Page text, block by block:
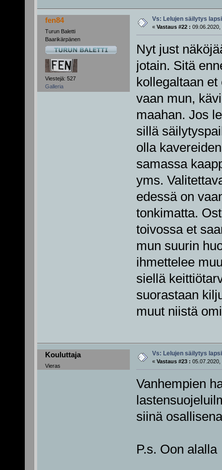
fen84
Turun Baletti
Baarikärpänen
Viestejä: 527
Galleria
Vs: Lelujen säilytys
« Vastaus #22 : 09.06.2020,
Nyt just
jotain. Sitä
kollegaltaan
vaan mun,
maahan. Jos
sillä
olla
samassa
yms.
edessä on
tonkimatta.
toivossa et
mun suurin
ihmettelee
siellä
suorastaan
muut niistä
Kouluttaja
Vieras
Vs: Lelujen säilytys
« Vastaus #23 : 05.07.2020,
Vanhempien
siinä
P.s. Oon alalla